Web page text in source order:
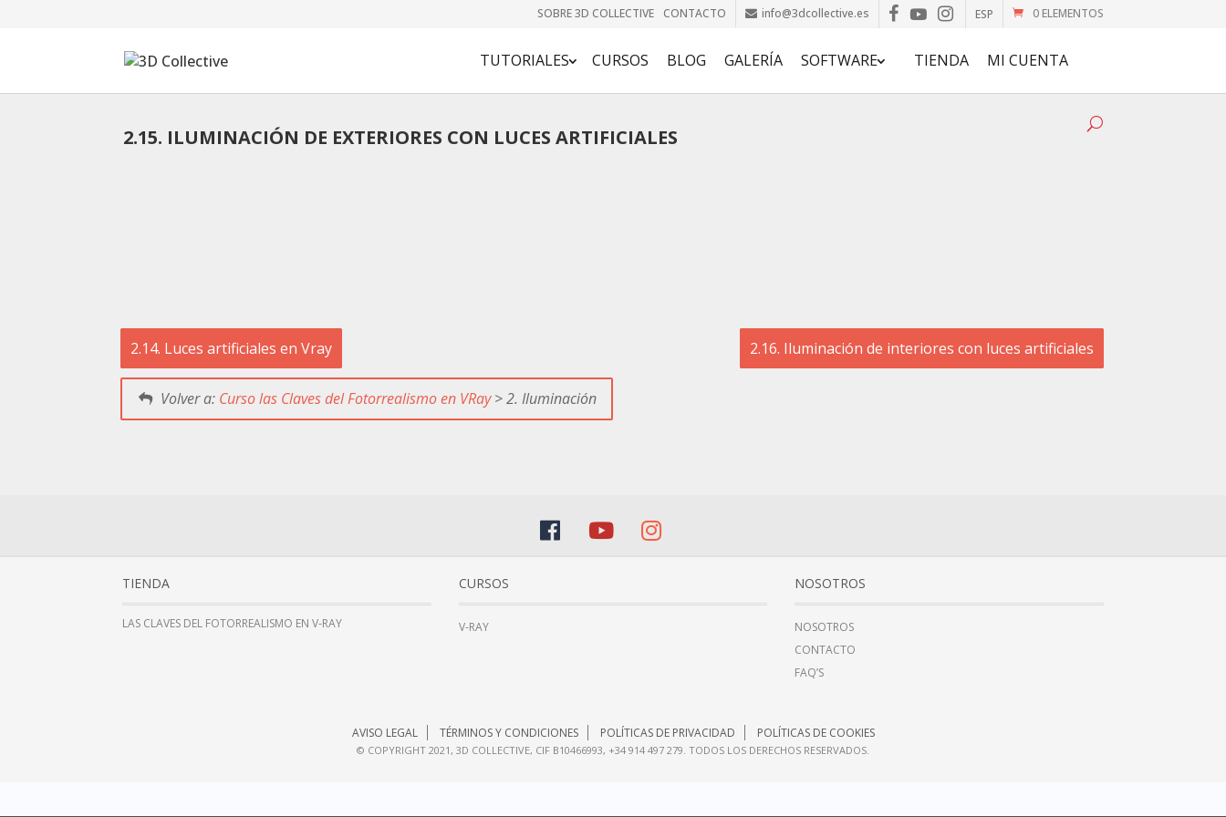
Tienda
Mi Cuenta
0 ELEMENTOS
ESP
SOBRE 3D COLLECTIVE CONTACTO info@3dcollective.es
TUTORIALES CURSOS BLOG GALERÍA SOFTWARE TIENDA MI CUENTA
2.15. ILUMINACIÓN DE EXTERIORES CON LUCES ARTIFICIALES
2.14. Luces artificiales en Vray 2.16. Iluminación de interiores con luces artificiales
Volver a: Curso las Claves del Fotorrealismo en VRay> 2. Iluminación
TIENDA
LAS CLAVES DEL FOTORREALISMO EN V-RAY
CURSOS
V-RAY
NOSOTROS
NOSOTROS
CONTACTO
FAQ’S
AVISO LEGAL TÉRMINOS Y CONDICIONES POLÍTICAS DE PRIVACIDAD POLÍTICAS DE COOKIES
© COPYRIGHT 2021, 3D COLLECTIVE, CIF B10466993, +34 914 497 279. TODOS LOS DERECHOS RESERVADOS.